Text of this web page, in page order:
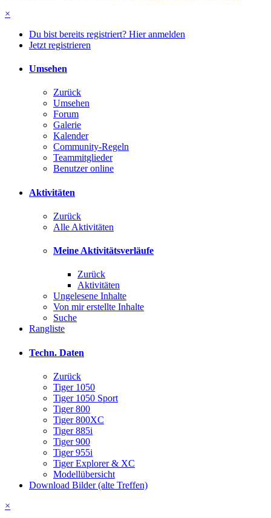
×
Du bist bereits registriert? Hier anmelden
Jetzt registrieren
Umsehen
Zurück
Umsehen
Forum
Galerie
Kalender
Community-Regeln
Teammitglieder
Benutzer online
Aktivitäten
Zurück
Alle Aktivitäten
Meine Aktivitätsverläufe
Zurück
Aktivitäten
Ungelesene Inhalte
Von mir erstellte Inhalte
Suche
Rangliste
Techn. Daten
Zurück
Tiger 1050
Tiger 1050 Sport
Tiger 800
Tiger 800XC
Tiger 885i
Tiger 900
Tiger 955i
Tiger Explorer & XC
Modellübersicht
Download Bilder (alte Treffen)
×